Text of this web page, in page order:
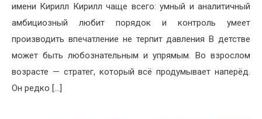
имени Кирилл Кирилл чаще всего: умный и аналитичный
амбициозный любит порядок и контроль умеет
производить впечатление не терпит давления В детстве
может быть любознательным и упрямым. Во взрослом
возрасте — стратег, который всё продумывает наперёд.
Он редко […]